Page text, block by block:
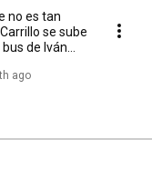
no es tan
se sube
de Iván
ago